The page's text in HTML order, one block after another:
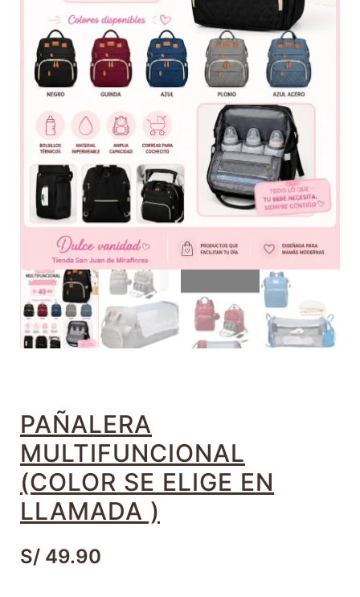
PAÑALERA
MULTIFUNCIONAL
(COLOR SE ELIGE EN
LLAMADA )
S/ 49.90